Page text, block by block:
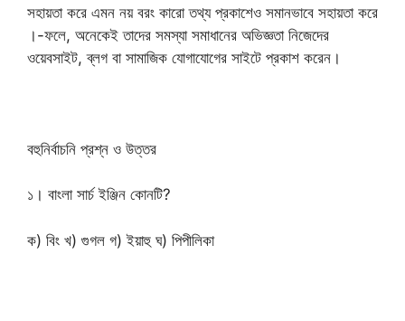
সহায়তা করে এমন নয় বরং কারো তথ্য প্রকাশেও সমানভাবে সহায়তা করে
।-ফলে, অনেকেই তাদের সমস্যা সমাধানের অভিজ্ঞতা নিজেদের
ওয়েবসাইট, ব্লগ বা সামাজিক যোগাযোগের সাইটে প্রকাশ করেন।
বহুনির্বাচনি প্রশ্ন ও উত্তর
১। বাংলা সার্চ ইঞ্জিন কোনটি?
ক) বিং খ) গুগল গ) ইয়াহু ঘ) পিপীলিকা